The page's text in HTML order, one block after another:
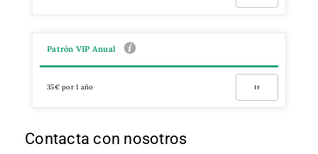
Patrón VIP Anual
35€ por 1 año Ir
Contacta con nosotros